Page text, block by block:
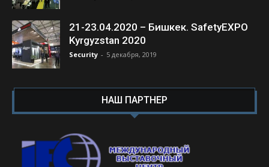
21-23.04.2020 – Бишкек. SafetyEXPO
Kyrgyzstan 2020
Security - 5 декабря, 2019
НАШ ПАРТНЕР